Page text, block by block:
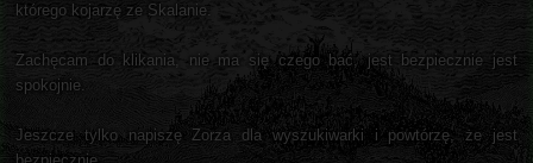
którego kojarzę ze Skalanie.
Zachęcam do klikania, nie ma się czego bać, jest bezpiecznie jest
spokojnie.
Jeszcze tylko napiszę Zorza dla wyszukiwarki i powtórzę, że jest